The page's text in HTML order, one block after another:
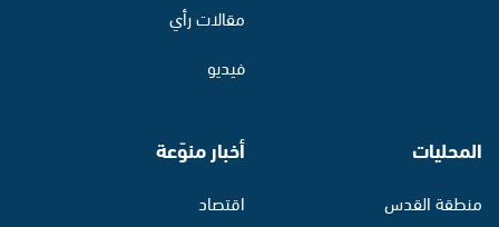
مقالات رأي
فيديو
المحليات
منطقة القدس
أخبار منوّعة
اقتصاد